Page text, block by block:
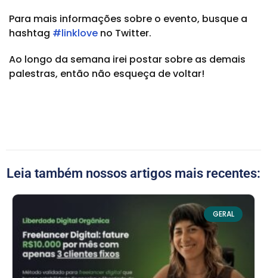
Para mais informações sobre o evento, busque a
hashtag #linklove no Twitter.
Ao longo da semana irei postar sobre as demais
palestras, então não esqueça de voltar!
Leia também nossos artigos mais recentes:
GERAL